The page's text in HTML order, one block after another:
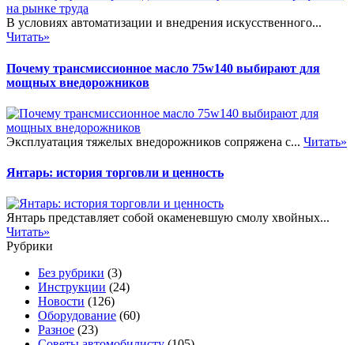
В условиях автоматизации и внедрения искусственного...
Читать»
Почему трансмиссионное масло 75w140 выбирают для
мощных внедорожников
Эксплуатация тяжелых внедорожников сопряжена с... Читать»
Янтарь: история торговли и ценность
Янтарь представляет собой окаменевшую смолу хвойных...
Читать»
Рубрики
Без рубрики (3)
Инструкции (24)
Новости (126)
Оборудование (60)
Разное (23)